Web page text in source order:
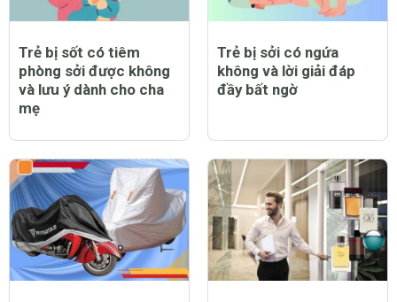
Trẻ bị sốt có tiêm
phòng sởi được không
và lưu ý dành cho cha
mẹ
Trẻ bị sởi có ngứa
không và lời giải đáp
đầy bất ngờ